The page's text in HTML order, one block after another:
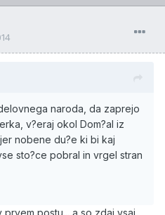
naroda, da zaprejo
v?eraj okol Dom?al iz
nobene du?e ki bi kaj
sto?ce pobral in vrgel stran
postu... a so zdaj vsaj